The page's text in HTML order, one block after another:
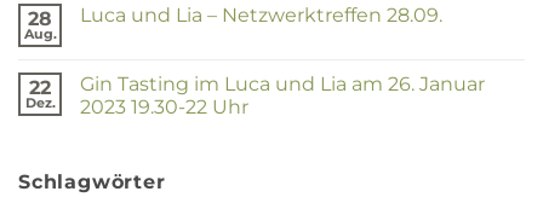
Netzwerktreffen
28.03.2024
Was
sagen
?
28
Aug.
Luca und Lia – Netzwerktreffen 28.09.
Luca
und
Lia
22
Dez.
Gin Tasting im Luca und Lia am 26. Januar
2023 19.30-22 Uhr
Gin
Tasting
Schlagwörter